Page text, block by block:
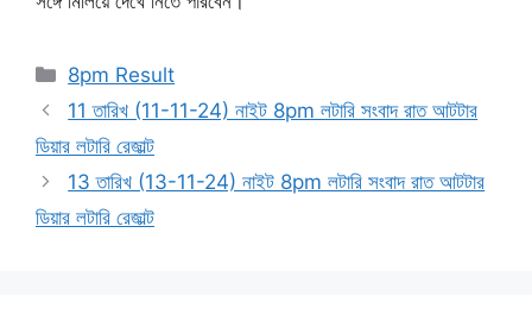
Categories
8pm Result
11 তারিখ (11-11-24) নাইট 8pm লটারি সংবাদ রাত আটটার
ডিয়ার লটারি রেজাল্ট
13 তারিখ (13-11-24) নাইট 8pm লটারি সংবাদ রাত আটটার
ডিয়ার লটারি রেজাল্ট